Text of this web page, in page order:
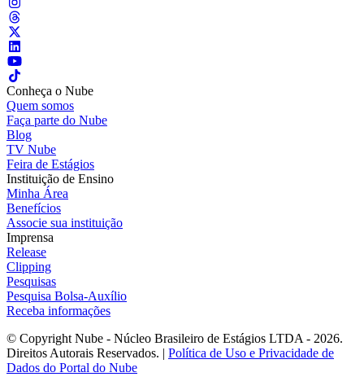
Conheça o Nube
Quem somos
Faça parte do Nube
Blog
TV Nube
Feira de Estágios
Instituição de Ensino
Minha Área
Benefícios
Associe sua instituição
Imprensa
Release
Clipping
Pesquisas
Pesquisa Bolsa-Auxílio
Receba informações
© Copyright Nube - Núcleo Brasileiro de Estágios LTDA - 2026.
Direitos Autorais Reservados. | Política de Uso e Privacidade de
Dados do Portal do Nube